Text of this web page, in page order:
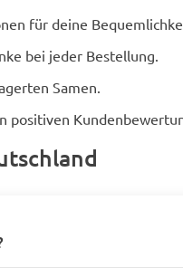
für deine
bei jeder Bestellung.
Samen.
positiven